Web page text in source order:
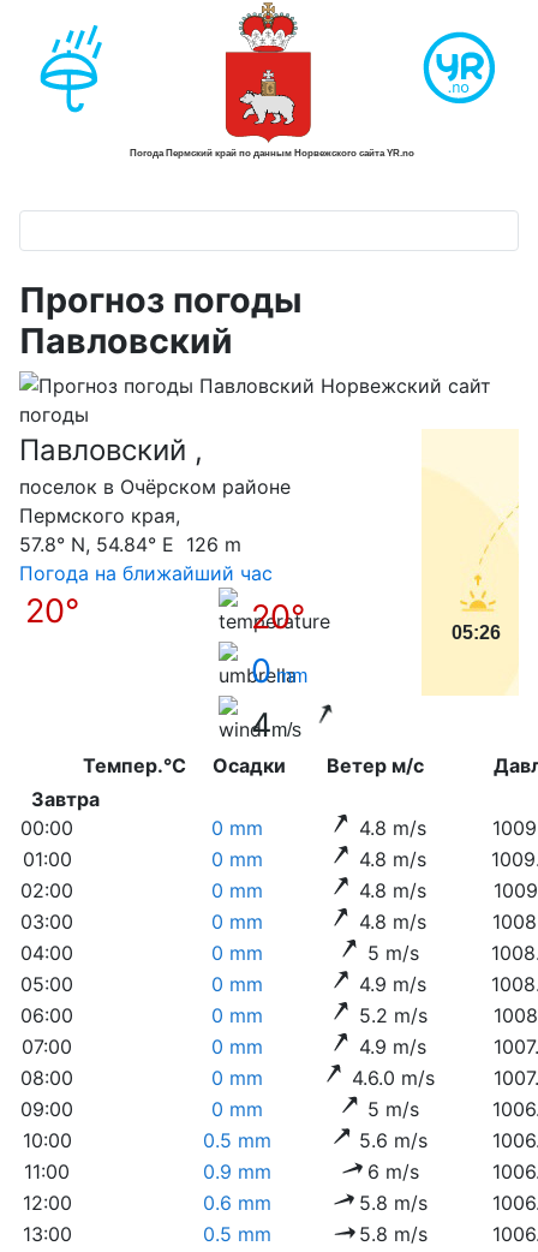
Прогноз погоды
Павловский
Павловский ,
поселок в Очёрском районе
Пермского края,
57.8° N, 54.84° E 126 m
Погода на ближайший час
20°
20°
0mm
4m/s
05:26
Темпер.°C Осадки Ветер м/с
Завтра
00:00
0 mm 4.8 m/s
01:00
0 mm 4.8 m/s
02:00
0 mm 4.8 m/s
03:00
0 mm 4.8 m/s
04:00
0 mm 5 m/s
05:00
0 mm 4.9 m/s
06:00
0 mm 5.2 m/s
07:00
0 mm 4.9 m/s
08:00
0 mm 4.6.0 m/s
09:00
0 mm 5 m/s
10:00
0.5 mm 5.6 m/s
11:00
0.9 mm 6 m/s
12:00
0.6 mm 5.8 m/s
13:00
0.5 mm 5.8 m/s